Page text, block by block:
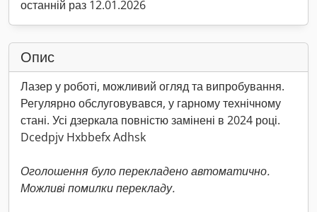
останній раз 12.01.2026
Опис
Лазер у роботі, можливий огляд та випробування.
Регулярно обслуговувався, у гарному технічному
стані. Усі дзеркала повністю замінені в 2024 році.
Dcedpjv Hxbbefx Adhsk
Оголошення було перекладено автоматично.
Можливі помилки перекладу.